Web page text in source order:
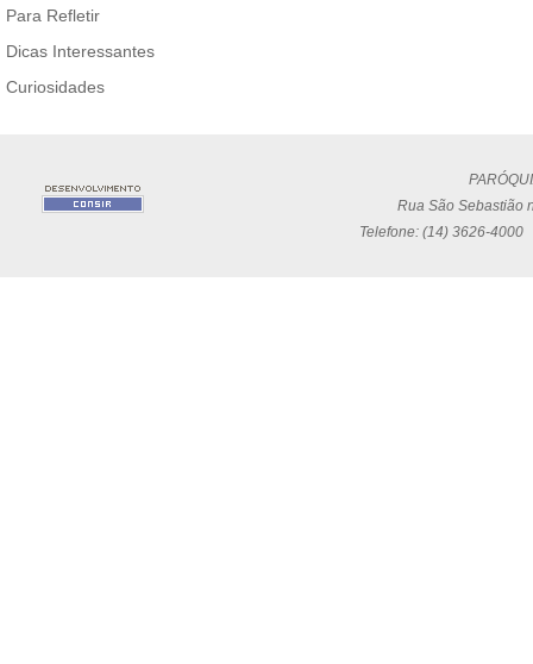
Para Refletir
Dicas Interessantes
Curiosidades
Rua São Sebastião
Telefone: (14) 3626-